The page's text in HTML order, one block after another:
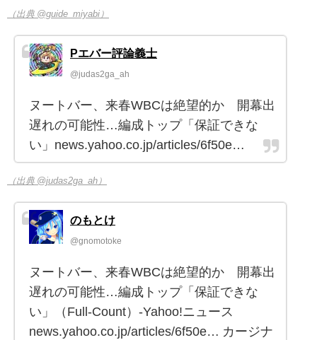
（出典 @guide_miyabi）
Pエバー評論義士
@judas2ga_ah
ヌートバー、来春WBCは絶望的か 開幕出
遅れの可能性…編成トップ「保証できな
い」news.yahoo.co.jp/articles/6f50e…
（出典 @judas2ga_ah）
のもとけ
@gnomotoke
ヌートバー、来春WBCは絶望的か 開幕出
遅れの可能性…編成トップ「保証できな
い」（Full-Count）-Yahoo!ニュース
news.yahoo.co.jp/articles/6f50e… カージナ